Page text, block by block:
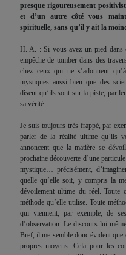
presque rigoureusement
et d’un autre côté vous
spirituelle, sans qu’il y ait la
H. A. : Si vous avez un pied dans
empêche de tomber dans des
chez ceux qui ne s’adonnent
mystiques aussi bien que des
disent qu’ils sont sur la piste, par
sa vérité.
Je suis toujours très frappé, par
parler de la réalité ultime qu’ils
annoncent que la matière se
prochaine découverte d’une
mystique… précisément,
quelle qu’elle soit, y compris la
dévoilement ultime du réel. Toute
méthode qu’elle utilise. Toute
qui viennent, par exemple, de
d’observation. Le discours lui-
Bref, il me semble donc évident que
propres moyens. Cela pour les